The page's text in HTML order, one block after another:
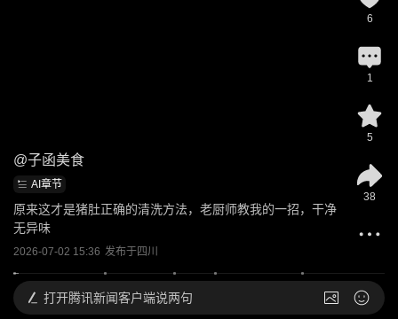
@子函美食
AI章节
原来这才是猪肚正确的清洗方法，老厨师教我的一招，干净
无异味
2026-07-02 15:36 发布于四川
6
1
5
38
打开腾讯新闻客户端说两句